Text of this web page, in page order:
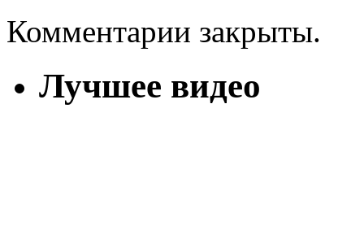
Комментарии закрыты.
Лучшее видео